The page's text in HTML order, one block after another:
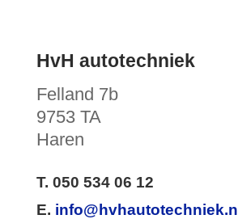
HvH autotechniek
Felland 7b
9753 TA
Haren
T. 050 534 06 12
E. info@hvhautotechniek.nl